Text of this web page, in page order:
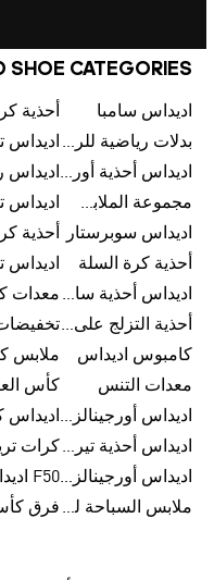
SHOE CATEGORIES
اديداس سامبا
بدلات رياضية للرجال اديداس
اديداس أحذية أورجينالز اديداس
مجموعة الملابس الرياضية
اديداس سوبرستار
أحذية
أحذية كرة السلة
اديداس أحذية سامبا للنساء معدات
أحذية التزلج على اللوح للرجال
كامبوس اديداس
ملابس
معدات التنس
اديداس أورجينالز ملابس للنساء اديداس
اديداس أحذية تيريكس
اديداس أورجينالز صنادل للنساءF50 اديداس
ملابس السباحة للنساء